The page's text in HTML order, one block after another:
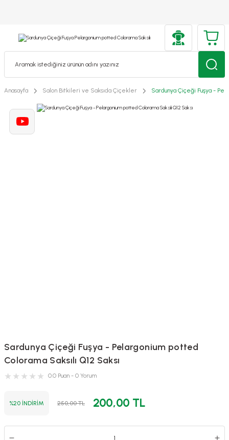
Anasayfa Salon Bitkileri ve Saksıda Çiçekler Sardunya Çiçeği Fuşya -
Sardunya Çiçeği Fuşya - Pelargonium potted
Colorama Saksılı Q12 Saksı
0.0 Puan - 0 Yorum
%20 İNDİRİM 250,00 TL 200,00 TL